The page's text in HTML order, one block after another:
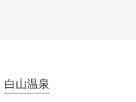
白山温泉